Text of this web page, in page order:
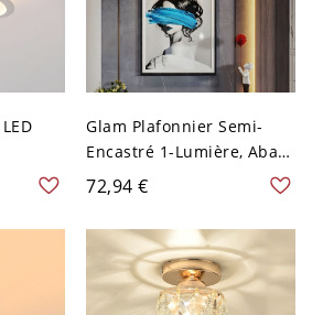
blanc
Glam Plafonnier Semi-
Encastré 1-Lumière, Abat-
Jour en Verre Clair Semi-
Noir 110 V-120 V Cône
72,94 €